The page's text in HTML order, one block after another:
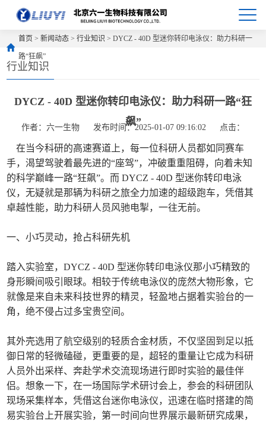
首页 >新闻动态 >行业知识 > DYCZ - 40D 型迷你转印电泳仪：助力科研一
路“狂飙”
行业知识
DYCZ - 40D 型迷你转印电泳仪：助力科研一路“狂
飙”
作者：六一生物 发布时间：2025-01-07 09:16:02 点击：
在当今科研的高速赛道上，每一位科研人员都如同赛车
手，渴望驾驶着最先进的“座驾”，冲破重重阻碍，向着未知
的科学巅峰一路“狂飙”。而 DYCZ - 40D 型迷你转印电泳
仪，无疑就是那辆为科研之旅全力加速的超级跑车，凭借其
卓越性能，助力科研人员风驰电掣，一往无前。
一、小巧灵动，抢占科研先机
踏入实验室，DYCZ - 40D 型迷你转印电泳仪那小巧精致的
身形瞬间吸引眼球。相较于传统电泳仪的庞然大物形象，它
就像是来自未来科技世界的精灵，轻盈地占据着实验台的一
角，绝不侵占过多宝贵空间。
其外壳选用了航空级别的轻质合金材质，不仅坚固到足以抵
御日常的轻微磕碰，更重要的是，超轻的重量让它成为科研
人员外出采样、奔赴学术交流现场进行即时实验的最佳伴
侣。想象一下，在一场国际学术研讨会上，参会的科研团队
现场采集样本，凭借这台迷你电泳仪，迅速在临时搭建的简
易实验台上开展实验，第一时间向世界展示最新研究成果，